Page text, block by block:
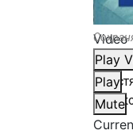
Video
Play
Play
Mute
В